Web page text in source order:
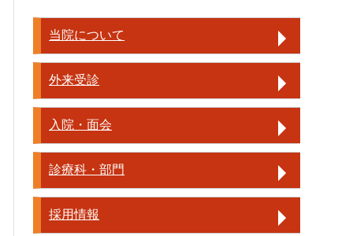
当院について
外来受診
入院・面会
診療科・部門
採用情報